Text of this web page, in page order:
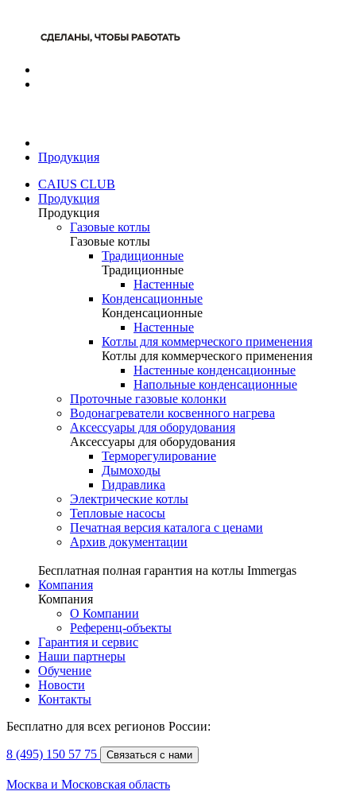
Продукция
CAIUS CLUB
Продукция
Продукция
Газовые котлы
Газовые котлы
Традиционные
Традиционные
Настенные
Конденсационные
Конденсационные
Настенные
Котлы для коммерческого применения
Котлы для коммерческого применения
Настенные конденсационные
Напольные конденсационные
Проточные газовые колонки
Водонагреватели косвенного нагрева
Аксессуары для оборудования
Аксессуары для оборудования
Терморегулирование
Дымоходы
Гидравлика
Электрические котлы
Тепловые насосы
Печатная версия каталога с ценами
Архив документации
Бесплатная полная гарантия на котлы Immergas
Компания
Компания
О Компании
Референц-объекты
Гарантия и сервис
Наши партнеры
Обучение
Новости
Контакты
Бесплатно для всех регионов России:
8 (495) 150 57 75 Связаться с нами
Москва и Московская область